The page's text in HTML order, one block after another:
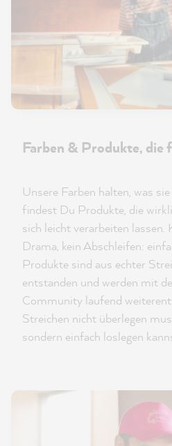
Farben & Produkte, die
Unsere Farben halten, was
findest Du Produkte, die
sich leicht verarbeiten lassen.
Drama, kein Abschleifen:
Produkte sind aus echter
entstanden und werden mit
Community laufend
Streichen nicht überlegen
sondern einfach loslegen